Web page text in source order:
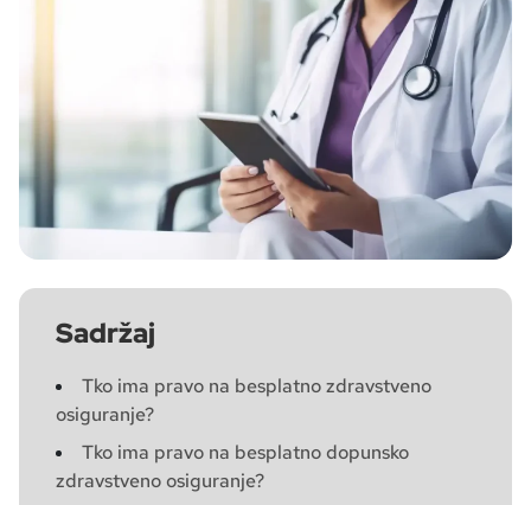
Sadržaj
Tko ima pravo na besplatno zdravstveno
osiguranje?
Tko ima pravo na besplatno dopunsko
zdravstveno osiguranje?